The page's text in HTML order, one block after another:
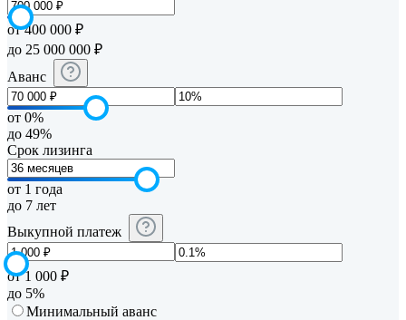
от 400 000 ₽
до 25 000 000 ₽
Аванс
от 0%
до 49%
Срок лизинга
от 1 года
до 7 лет
Выкупной платеж
от 1 000 ₽
до 5%
Минимальный аванс